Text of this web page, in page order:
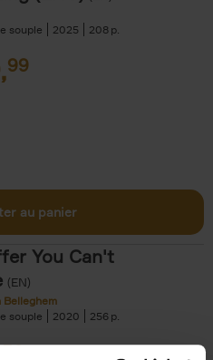
souple
2025 208
99
au panier
You Can't
(EN)
Belleghem
souple
2020 256
50